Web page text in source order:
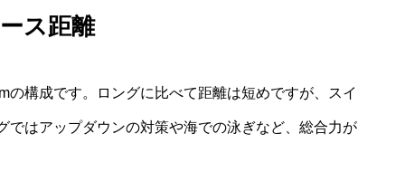
ス距離
構成です。ロングに比べて距離は短めですが、スイ
はアップダウンの対策や海での泳ぎなど、総合力が